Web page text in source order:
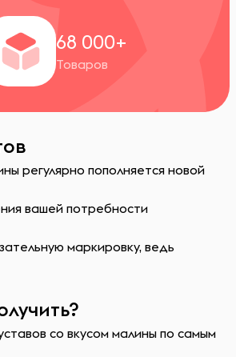
68 000+
Товаров
регулярно пополняется новой
вашей потребности
маркировку, ведь
со вкусом малины по самым